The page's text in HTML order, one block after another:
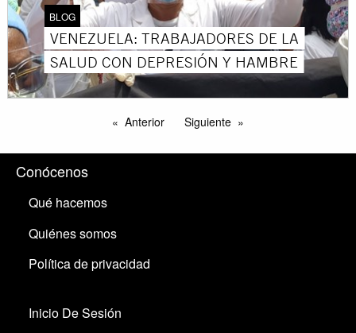
BLOG
VENEZUELA: TRABAJADORES DE LA
SALUD CON DEPRESIÓN Y HAMBRE
Anterior Siguiente
Conócenos
Qué hacemos
Quiénes somos
Política de privacidad
Inicio De Sesión